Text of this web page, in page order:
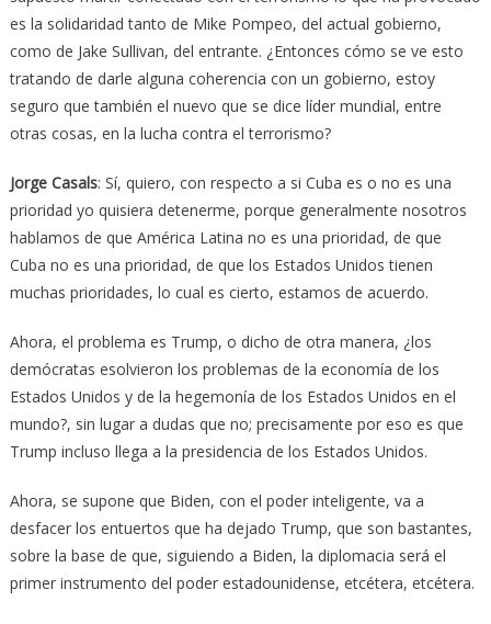
es la solidaridad tanto de Mike Pompeo, del actual gobierno,
como de Jake Sullivan, del entrante. ¿Entonces cómo se ve esto
tratando de darle alguna coherencia con un gobierno, estoy
seguro que también el nuevo que se dice líder mundial, entre
otras cosas, en la lucha contra el terrorismo?
Jorge Casals: Sí, quiero, con respecto a si Cuba es o no es una
prioridad yo quisiera detenerme, porque generalmente nosotros
hablamos de que América Latina no es una prioridad, de que
Cuba no es una prioridad, de que los Estados Unidos tienen
muchas prioridades, lo cual es cierto, estamos de acuerdo.
Ahora, el problema es Trump, o dicho de otra manera, ¿los
demócratas esolvieron los problemas de la economía de los
Estados Unidos y de la hegemonía de los Estados Unidos en el
mundo?, sin lugar a dudas que no; precisamente por eso es que
Trump incluso llega a la presidencia de los Estados Unidos.
Ahora, se supone que Biden, con el poder inteligente, va a
desfacer los entuertos que ha dejado Trump, que son bastantes,
sobre la base de que, siguiendo a Biden, la diplomacia será el
primer instrumento del poder estadounidense, etcétera, etcétera.